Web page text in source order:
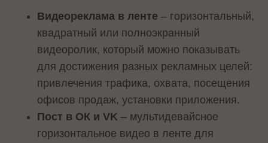
Видеореклама в ленте – горизонтальный,
квадратный или полноэкранный
видеоролик, который можно показывать
для достижения разных рекламных целей:
привлечения трафика, охвата, посещения
офисов продаж, установки приложения.
Пост в ОК и VK – мультидевайсное
горизонтальное видео в ленте для